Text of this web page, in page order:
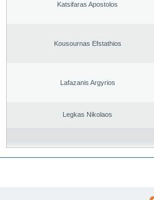
Katsifaras Apostolos
Kousournas Efstathios
Lafazanis Argyrios
Legkas Nikolaos